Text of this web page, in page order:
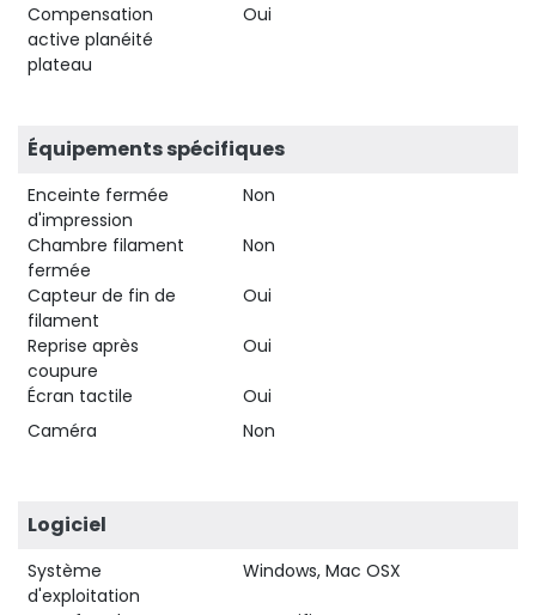
Compensation
active planéité
plateau
Oui
Équipements spécifiques
Enceinte fermée
d'impression
Non
Chambre filament
fermée
Non
Capteur de fin de
filament
Oui
Reprise après
coupure
Oui
Écran tactile
Oui
Caméra
Non
Logiciel
Système
d'exploitation
Windows, Mac OSX